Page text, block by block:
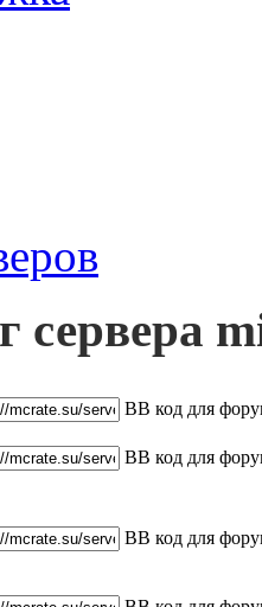
сервера
BB код для
BB код для
BB код для